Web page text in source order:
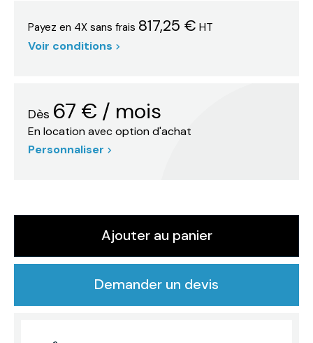
Payez en 4X sans frais 817,25 € HT
Voir conditions
Dès 67 € / mois
En location avec option d'achat
Personnaliser
Ajouter au panier
Demander un devis